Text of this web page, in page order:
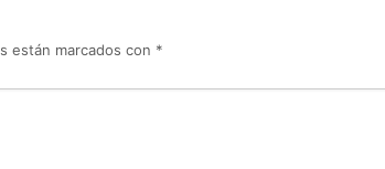
están marcados con *